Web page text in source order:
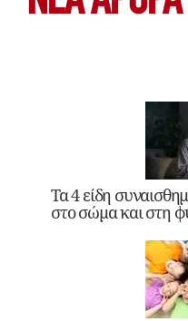
Τα 4 είδη
στο σώμα και στη